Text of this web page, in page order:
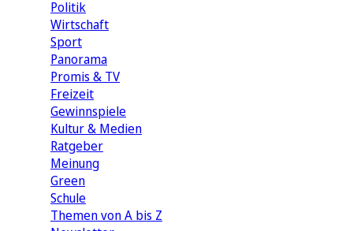
Politik
Wirtschaft
Sport
Panorama
Promis & TV
Freizeit
Gewinnspiele
Kultur & Medien
Ratgeber
Meinung
Green
Schule
Themen von A bis Z